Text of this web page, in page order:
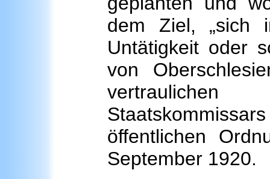
dem Ziel, „sich
Untätigkeit oder
von
öffentlichen
September 1920.